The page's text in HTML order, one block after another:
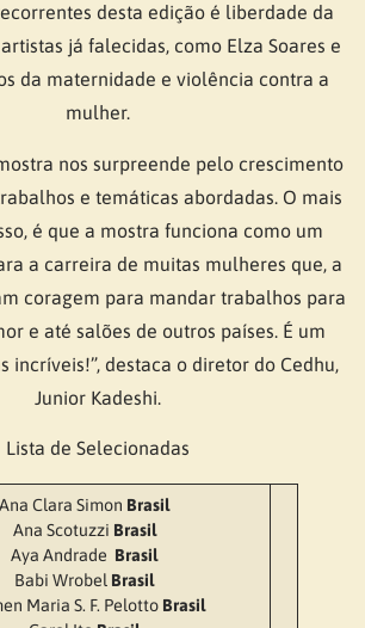
desta edição é liberdade da
já falecidas, como Elza Soares e
da maternidade e violência contra a
mulher.
nos surpreende pelo crescimento
e temáticas abordadas. O mais
é que a mostra funciona como um
a carreira de muitas mulheres que, a
coragem para mandar trabalhos para
e até salões de outros países. É um
incríveis!”, destaca o diretor do Cedhu,
Junior Kadeshi.
Lista de Selecionadas
Ana Clara Simon Brasil
Ana Scotuzzi Brasil
Aya Andrade Brasil
Babi Wrobel Brasil
Maria S. F. Pelotto Brasil